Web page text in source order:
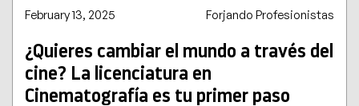
February 13, 2025 Forjando Profesionistas
¿Quieres cambiar el mundo a través del
cine? La licenciatura en
Cinematografía es tu primer paso